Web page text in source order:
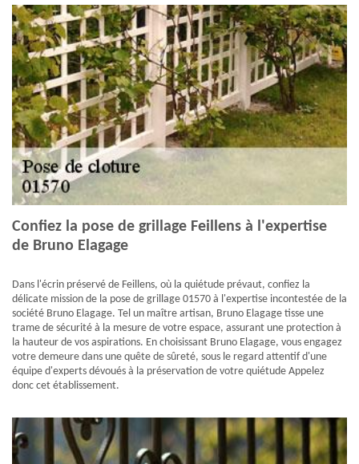
Confiez la pose de grillage Feillens à l'expertise
de Bruno Elagage
Dans l'écrin préservé de Feillens, où la quiétude prévaut, confiez la
délicate mission de la pose de grillage 01570 à l'expertise incontestée de la
société Bruno Elagage. Tel un maître artisan, Bruno Elagage tisse une
trame de sécurité à la mesure de votre espace, assurant une protection à
la hauteur de vos aspirations. En choisissant Bruno Elagage, vous engagez
votre demeure dans une quête de sûreté, sous le regard attentif d'une
équipe d'experts dévoués à la préservation de votre quiétude Appelez
donc cet établissement.